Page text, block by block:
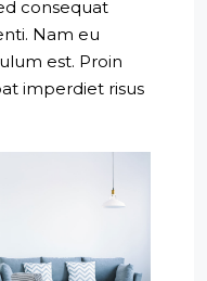
consequat
Nam eu
est. Proin
imperdiet risus